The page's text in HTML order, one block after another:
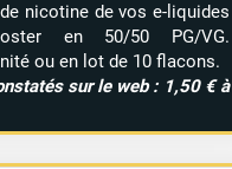
nicotine de vos e-liquides
en 50/50 PG/VG.
ou en lot de 10 flacons.
sur le web : 1,50 € à